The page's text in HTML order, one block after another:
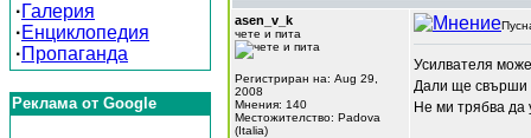
·Галерия
·Енциклопедия
·Пропаганда
Реклама от Google
asen_v_k
чете и пита
Регистриран на: Aug 29,
2008
Мнения: 140
Местожителство: Padova
(Italia)
Усилвателя
Дали ще свърши
Не ми трябва да